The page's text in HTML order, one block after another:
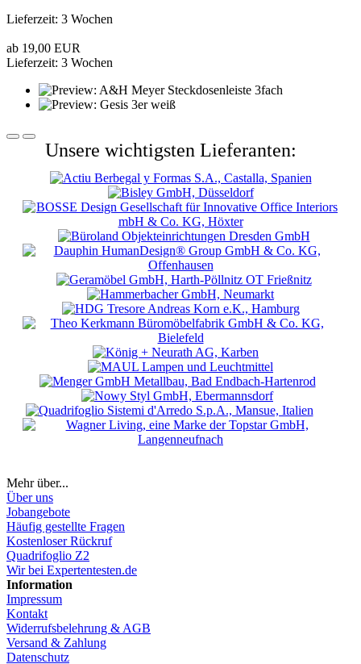
Lieferzeit: 3 Wochen
ab 19,00 EUR
Lieferzeit: 3 Wochen
Unsere wichtigsten Lieferanten:
Mehr über...
Über uns
Jobangebote
Häufig gestellte Fragen
Kostenloser Rückruf
Quadrifoglio Z2
Wir bei Expertentesten.de
Information
Impressum
Kontakt
Widerrufsbelehrung & AGB
Versand & Zahlung
Datenschutz